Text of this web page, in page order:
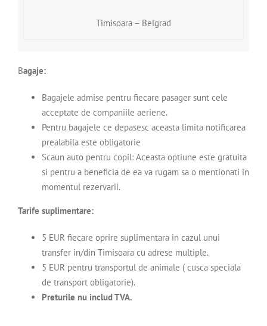
Timisoara – Belgrad
Bagaje:
Bagajele admise pentru fiecare pasager sunt cele
acceptate de companiile aeriene.
Pentru bagajele ce depasesc aceasta limita notificarea
prealabila este obligatorie
Scaun auto pentru copil: Aceasta optiune este gratuita
si pentru a beneficia de ea va rugam sa o mentionati în
momentul rezervarii.
Tarife suplimentare:
5 EUR fiecare oprire suplimentara in cazul unui
transfer in/din Timisoara cu adrese multiple.
5 EUR pentru transportul de animale ( cusca speciala
de transport obligatorie).
Preturile nu includ TVA.